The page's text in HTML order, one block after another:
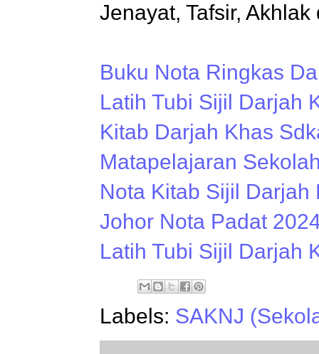
Jenayat, Tafsir,
Buku Nota Ringkas
Latih Tubi Sijil Darjah
Kitab Darjah Khas
Matapelajaran
Nota Kitab Sijil Darjah
Johor Nota Padat
Latih Tubi Sijil Darjah
Labels: SAKNJ